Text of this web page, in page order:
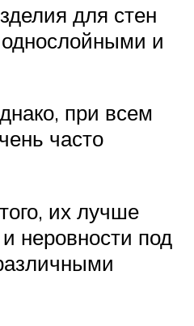
для стен
и
при всем
часто
их лучше
неровности под